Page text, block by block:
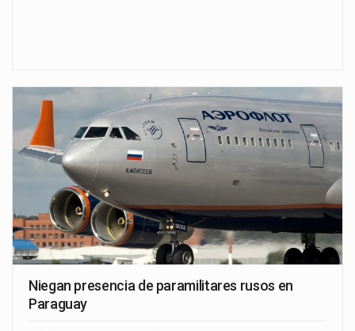
Niegan presencia de paramilitares rusos en
Paraguay